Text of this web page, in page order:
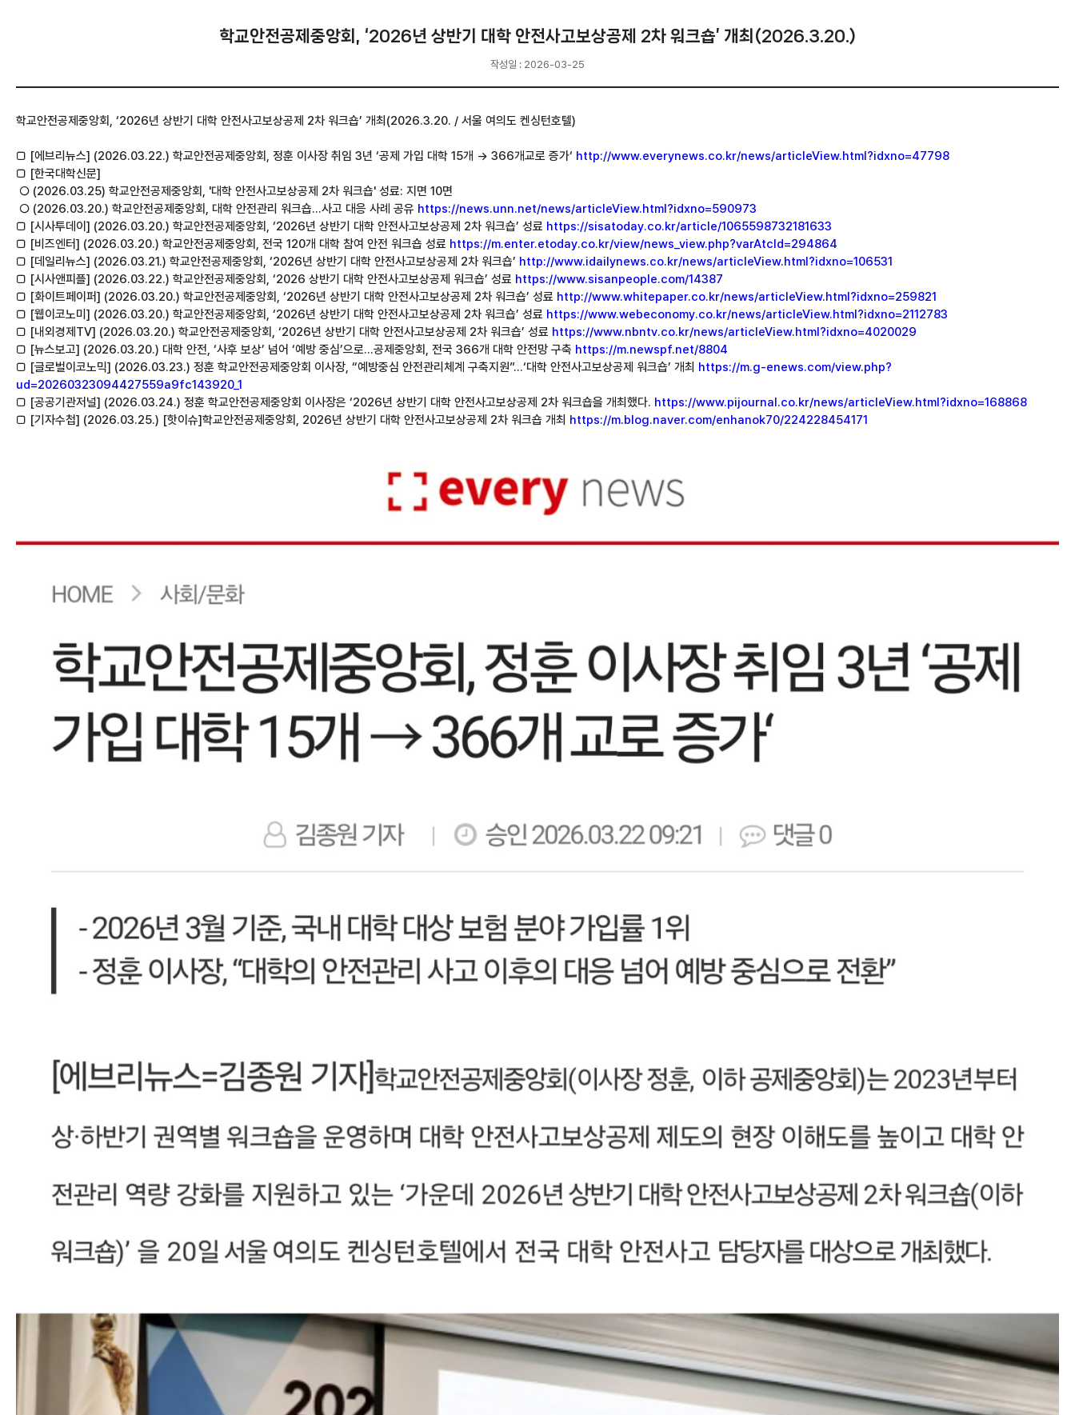
학교안전공제중앙회, ‘2026년 상반기 대학 안전사고보상공제 2차 워크숍’ 개최(2026.3.20.)
작성일 : 2026-03-25
학교안전공제중앙회, ‘2026년 상반기 대학 안전사고보상공제 2차 워크숍’ 개최(2026.3.20. / 서울 여의도 켄싱턴호텔)
□ [에브리뉴스] (2026.03.22.) 학교안전공제중앙회, 정훈 이사장 취임 3년 ‘공제 가입 대학 15개 → 366개교로 증가‘ http://www.everynews.co.kr/news/articleView.html?idxno=47798
□ [한국대학신문]
○ (2026.03.25) 학교안전공제중앙회, '대학 안전사고보상공제 2차 워크숍' 성료: 지면 10면
○ (2026.03.20.) 학교안전공제중앙회, 대학 안전관리 워크숍…사고 대응 사례 공유 https://news.unn.net/news/articleView.html?idxno=590973
□ [시사투데이] (2026.03.20.) 학교안전공제중앙회, ‘2026년 상반기 대학 안전사고보상공제 2차 워크숍’ 성료 https://sisatoday.co.kr/article/1065598732181633
□ [비즈엔터] (2026.03.20.) 학교안전공제중앙회, 전국 120개 대학 참여 안전 워크숍 성료 https://m.enter.etoday.co.kr/view/news_view.php?varAtcId=294864
□ [데일리뉴스] (2026.03.21.) 학교안전공제중앙회, ‘2026년 상반기 대학 안전사고보상공제 2차 워크숍’ http://www.idailynews.co.kr/news/articleView.html?idxno=106531
□ [시사앤피플] (2026.03.22.) 학교안전공제중앙회, ‘2026 상반기 대학 안전사고보상공제 워크숍’ 성료 https://www.sisanpeople.com/14387
□ [화이트페이퍼] (2026.03.20.) 학교안전공제중앙회, ‘2026년 상반기 대학 안전사고보상공제 2차 워크숍’ 성료 http://www.whitepaper.co.kr/news/articleView.html?idxno=259821
□ [웹이코노미] (2026.03.20.) 학교안전공제중앙회, ‘2026년 상반기 대학 안전사고보상공제 2차 워크숍’ 성료 https://www.webeconomy.co.kr/news/articleView.html?idxno=2112783
□ [내외경제TV] (2026.03.20.) 학교안전공제중앙회, ‘2026년 상반기 대학 안전사고보상공제 2차 워크숍’ 성료 https://www.nbntv.co.kr/news/articleView.html?idxno=4020029
□ [뉴스보고] (2026.03.20.) 대학 안전, ‘사후 보상’ 넘어 ‘예방 중심’으로…공제중앙회, 전국 366개 대학 안전망 구축 https://m.newspf.net/8804
□ [글로벌이코노믹] (2026.03.23.) 정훈 학교안전공제중앙회 이사장, “예방중심 안전관리체계 구축지원”...‘대학 안전사고보상공제 워크숍’ 개최 https://m.g-enews.com/view.php?
ud=20260323094427559a9fc143920_1
□ [공공기관저널] (2026.03.24.) 정훈 학교안전공제중앙회 이사장은 ‘2026년 상반기 대학 안전사고보상공제 2차 워크숍을 개최했다. https://www.pijournal.co.kr/news/articleView.html?idxno=168868
□ [기자수첩] (2026.03.25.) [핫이슈]학교안전공제중앙회, 2026년 상반기 대학 안전사고보상공제 2차 워크숍 개최 https://m.blog.naver.com/enhanok70/224228454171